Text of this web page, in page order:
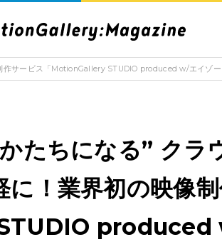
サービス「MotionGallery STUDIO produced w/エイゾー
たちになる” クラ
に！業界初の映像
produced